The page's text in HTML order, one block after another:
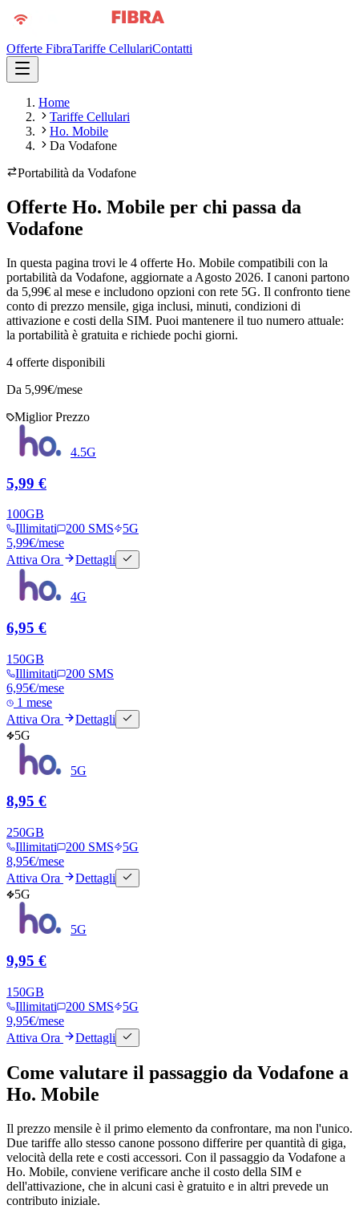
Offerte FibraTariffe CellulariContatti
Home
Tariffe Cellulari
Ho. Mobile
Da Vodafone
Portabilità da Vodafone
Offerte Ho. Mobile per chi passa da
Vodafone
In questa pagina trovi le 4 offerte Ho. Mobile compatibili con la
portabilità da Vodafone, aggiornate a Agosto 2026. I canoni partono
da 5,99€ al mese e includono opzioni con rete 5G. Il confronto tiene
conto di prezzo mensile, giga inclusi, minuti, condizioni di
attivazione e costi della SIM. Puoi mantenere il tuo numero attuale:
la portabilità è gratuita e richiede pochi giorni.
4 offerte disponibili
Da 5,99€/mese
Miglior Prezzo
4.5G
5,99 €
100GB
Illimitati
200 SMS
5G
5,99€/mese
Attiva Ora
Dettagli
4G
6,95 €
150GB
Illimitati
200 SMS
6,95€/mese
1 mese
Attiva Ora
Dettagli
5G
5G
8,95 €
250GB
Illimitati
200 SMS
5G
8,95€/mese
Attiva Ora
Dettagli
5G
5G
9,95 €
150GB
Illimitati
200 SMS
5G
9,95€/mese
Attiva Ora
Dettagli
Come valutare il passaggio da Vodafone a
Ho. Mobile
Il prezzo mensile è il primo elemento da confrontare, ma non l'unico.
Due tariffe allo stesso canone possono differire per quantità di giga,
velocità della rete e costi accessori. Con il passaggio da Vodafone a
Ho. Mobile, conviene verificare anche il costo della SIM e
dell'attivazione, che in alcuni casi è gratuito e in altri prevede un
contributo iniziale.